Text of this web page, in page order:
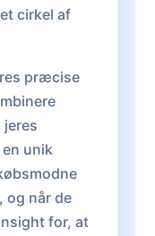
cirkel af
præcise
jeres
unik
og når de
for, at